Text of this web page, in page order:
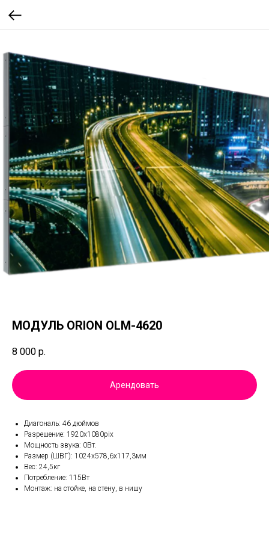
МОДУЛЬ ORION OLM-4620
8 000 р.
Арендовать
Диагональ: 46 дюймов
Разрешение: 1920х1080pix
Мощность звука: 0Вт.
Размер (ШВГ): 1024х578,6х117,3мм
Вес: 24,5кг
Потребление: 115Вт
Монтаж: на стойке, на стену, в нишу